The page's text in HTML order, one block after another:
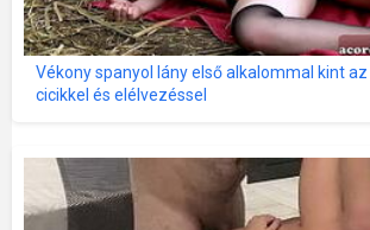
Vékony spanyol lány első alkalommal kint
cicikkel és elélvezéssel